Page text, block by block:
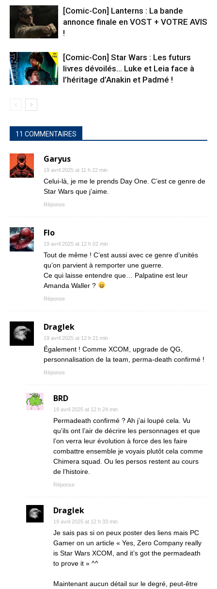
[Comic-Con] Lanterns : La bande
annonce finale en VOST + VOTRE AVIS
!
[Comic-Con] Star Wars : Les futurs
livres dévoilés… Luke et Leia face à
l’héritage d’Anakin et Padmé !
11 COMMENTAIRES
Garyus
19 avril 2025 at 11 h 22 min
Celui-là, je me le prends Day One. C’est ce genre de
Star Wars que j’aime.
Réponse
Flo
19 avril 2025 at 12 h 02 min
Tout de même ! C’est aussi avec ce genre d’unités
qu’on parvient à remporter une guerre.
Ce qui laisse entendre que… Palpatine est leur
Amanda Waller ?
Réponse
Draglek
19 avril 2025 at 12 h 21 min
Également ! Comme XCOM, upgrade de QG,
personnalisation de la team, perma-death confirmé !
Réponse
BRD
19 avril 2025 at 12 h 24 min
Permadeath confirmé ? Ah j’ai loupé cela. Vu
qu’ils ont l’air de décrire les personnages et que
l’on verra leur évolution à force des les faire
combattre ensemble je voyais plutôt cela comme
Chimera squad. Ou les persos restent au cours
de l’histoire.
Réponse
Draglek
19 avril 2025 at 12 h 33 min
Je sais pas si on peux poster des liens mais PC
Gamer on un article « Yes, Zero Company really
is Star Wars XCOM, and it’s got the permadeath
to prove it » ^^
Maintenant aucun détail sur le degré, peut-être